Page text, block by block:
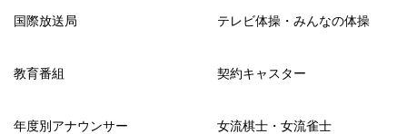
国際放送局 テレビ体操・みんなの体操
教育番組 契約キャスター
年度別アナウンサー 女流棋士・女流雀士